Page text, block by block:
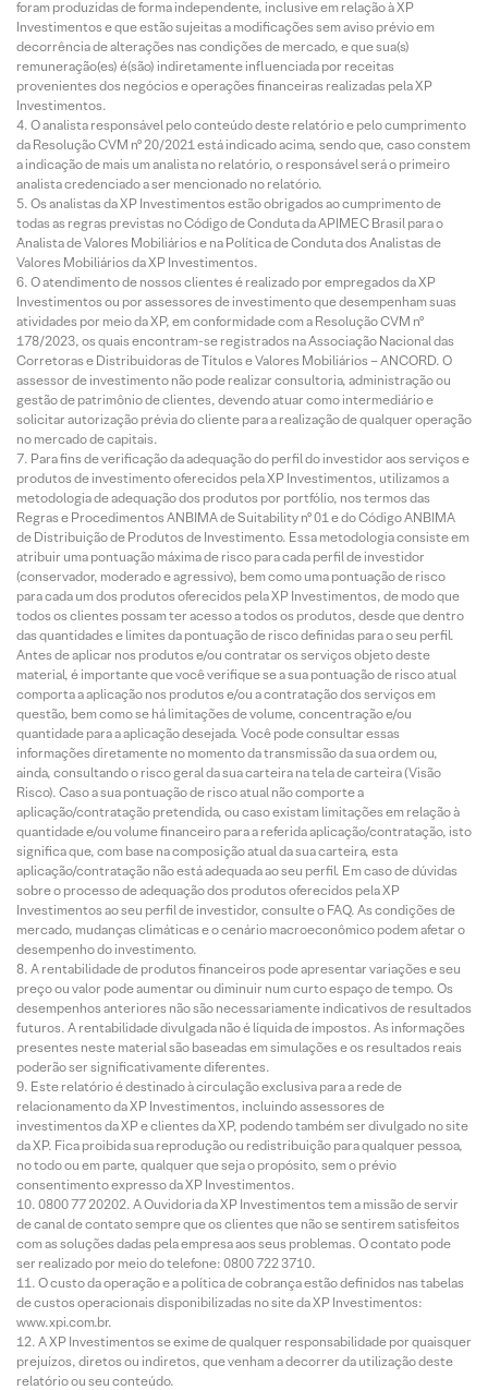
foram produzidas de forma independente, inclusive em relação à XP
Investimentos e que estão sujeitas a modificações sem aviso prévio em
decorrência de alterações nas condições de mercado, e que sua(s)
remuneração(es) é(são) indiretamente influenciada por receitas
provenientes dos negócios e operações financeiras realizadas pela XP
Investimentos.
O analista responsável pelo conteúdo deste relatório e pelo cumprimento
da Resolução CVM nº 20/2021 está indicado acima, sendo que, caso constem
a indicação de mais um analista no relatório, o responsável será o primeiro
analista credenciado a ser mencionado no relatório.
Os analistas da XP Investimentos estão obrigados ao cumprimento de
todas as regras previstas no Código de Conduta da APIMEC Brasil para o
Analista de Valores Mobiliários e na Política de Conduta dos Analistas de
Valores Mobiliários da XP Investimentos.
O atendimento de nossos clientes é realizado por empregados da XP
Investimentos ou por assessores de investimento que desempenham suas
atividades por meio da XP, em conformidade com a Resolução CVM nº
178/2023, os quais encontram-se registrados na Associação Nacional das
Corretoras e Distribuidoras de Títulos e Valores Mobiliários – ANCORD. O
assessor de investimento não pode realizar consultoria, administração ou
gestão de patrimônio de clientes, devendo atuar como intermediário e
solicitar autorização prévia do cliente para a realização de qualquer operação
no mercado de capitais.
Para fins de verificação da adequação do perfil do investidor aos serviços e
produtos de investimento oferecidos pela XP Investimentos, utilizamos a
metodologia de adequação dos produtos por portfólio, nos termos das
Regras e Procedimentos ANBIMA de Suitability nº 01 e do Código ANBIMA
de Distribuição de Produtos de Investimento. Essa metodologia consiste em
atribuir uma pontuação máxima de risco para cada perfil de investidor
(conservador, moderado e agressivo), bem como uma pontuação de risco
para cada um dos produtos oferecidos pela XP Investimentos, de modo que
todos os clientes possam ter acesso a todos os produtos, desde que dentro
das quantidades e limites da pontuação de risco definidas para o seu perfil.
Antes de aplicar nos produtos e/ou contratar os serviços objeto deste
material, é importante que você verifique se a sua pontuação de risco atual
comporta a aplicação nos produtos e/ou a contratação dos serviços em
questão, bem como se há limitações de volume, concentração e/ou
quantidade para a aplicação desejada. Você pode consultar essas
informações diretamente no momento da transmissão da sua ordem ou,
ainda, consultando o risco geral da sua carteira na tela de carteira (Visão
Risco). Caso a sua pontuação de risco atual não comporte a
aplicação/contratação pretendida, ou caso existam limitações em relação à
quantidade e/ou volume financeiro para a referida aplicação/contratação, isto
significa que, com base na composição atual da sua carteira, esta
aplicação/contratação não está adequada ao seu perfil. Em caso de dúvidas
sobre o processo de adequação dos produtos oferecidos pela XP
Investimentos ao seu perfil de investidor, consulte o FAQ. As condições de
mercado, mudanças climáticas e o cenário macroeconômico podem afetar o
desempenho do investimento.
A rentabilidade de produtos financeiros pode apresentar variações e seu
preço ou valor pode aumentar ou diminuir num curto espaço de tempo. Os
desempenhos anteriores não são necessariamente indicativos de resultados
futuros. A rentabilidade divulgada não é líquida de impostos. As informações
presentes neste material são baseadas em simulações e os resultados reais
poderão ser significativamente diferentes.
Este relatório é destinado à circulação exclusiva para a rede de
relacionamento da XP Investimentos, incluindo assessores de
investimentos da XP e clientes da XP, podendo também ser divulgado no site
da XP. Fica proibida sua reprodução ou redistribuição para qualquer pessoa,
no todo ou em parte, qualquer que seja o propósito, sem o prévio
consentimento expresso da XP Investimentos.
0800 77 20202. A Ouvidoria da XP Investimentos tem a missão de servir
de canal de contato sempre que os clientes que não se sentirem satisfeitos
com as soluções dadas pela empresa aos seus problemas. O contato pode
ser realizado por meio do telefone: 0800 722 3710.
O custo da operação e a política de cobrança estão definidos nas tabelas
de custos operacionais disponibilizadas no site da XP Investimentos:
www.xpi.com.br.
A XP Investimentos se exime de qualquer responsabilidade por quaisquer
prejuízos, diretos ou indiretos, que venham a decorrer da utilização deste
relatório ou seu conteúdo.